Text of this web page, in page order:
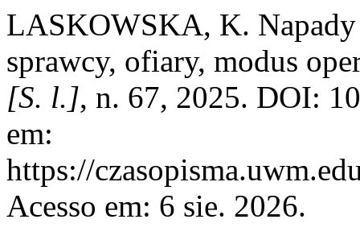
LASKOWSKA, K. Napady
sprawcy, ofiary, modus
[S. l.], n. 67, 2025. DOI:
em:
https://
Acesso em: 6 sie. 2026.